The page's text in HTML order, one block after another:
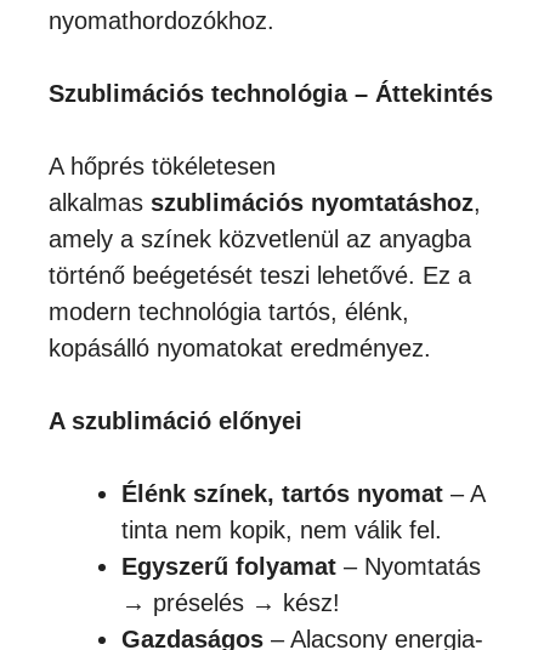
nyomathordozókhoz.
Szublimációs technológia – Áttekintés
A hőprés tökéletesen
alkalmas szublimációs nyomtatáshoz,
amely a színek közvetlenül az anyagba
történő beégetését teszi lehetővé. Ez a
modern technológia tartós, élénk,
kopásálló nyomatokat eredményez.
A szublimáció előnyei
Élénk színek, tartós nyomat – A
tinta nem kopik, nem válik fel.
Egyszerű folyamat – Nyomtatás
→ préselés → kész!
Gazdaságos – Alacsony energia-